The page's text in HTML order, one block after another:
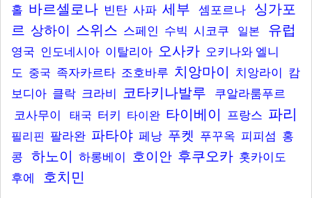
홀 바르셀로나 빈탄 사파 세부 셈포르나
싱가포
르 상하이 스위스 스페인 수빅 시코쿠 일본 유럽
영국 인도네시아 이탈리아 오사카 오키나와 엘니
도 중국 족자카르타 조호바루 치앙마이 치앙라이 캄
보디아 클락 크라비 코타키나발루
쿠알라룸푸르
코사무이
태국 터키 타이완 타이베이 프랑스 파리
필리핀 팔라완 파타야 페낭 푸켓 푸꾸옥 피피섬 홍
콩
하노이 하롱베이 호이안 후쿠오카 홋카이도
후에
호치민